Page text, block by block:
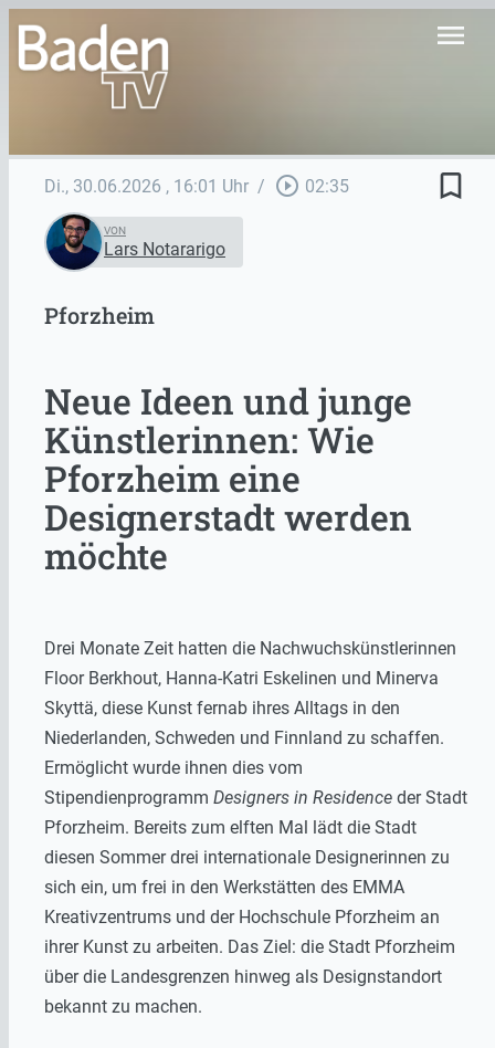
menu
Di., 30.06.2026 , 16:01 Uhr / play_circle_outline 02:35 bookmark_border
VON
Lars Notararigo
Pforzheim
Neue Ideen und junge
Künstlerinnen: Wie
Pforzheim eine
Designerstadt werden
möchte
Drei Monate Zeit hatten die Nachwuchskünstlerinnen
Floor Berkhout, Hanna-Katri Eskelinen und Minerva
Skyttä, diese Kunst fernab ihres Alltags in den
Niederlanden, Schweden und Finnland zu schaffen.
Ermöglicht wurde ihnen dies vom
Stipendienprogramm Designers in Residence der Stadt
Pforzheim. Bereits zum elften Mal lädt die Stadt
diesen Sommer drei internationale Designerinnen zu
sich ein, um frei in den Werkstätten des EMMA
Kreativzentrums und der Hochschule Pforzheim an
ihrer Kunst zu arbeiten. Das Ziel: die Stadt Pforzheim
über die Landesgrenzen hinweg als Designstandort
bekannt zu machen.